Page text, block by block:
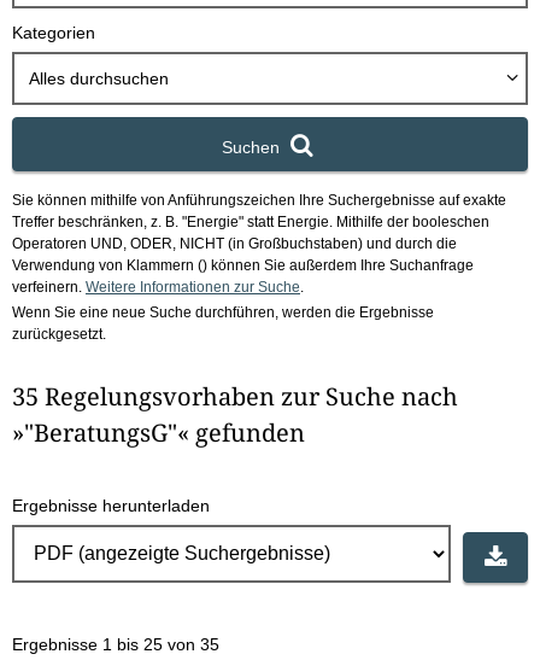
o
Kategorien
Alles durchsuchen
Suchen
Sie können mithilfe von Anführungszeichen Ihre Suchergebnisse auf exakte
Treffer beschränken, z. B. "Energie" statt Energie. Mithilfe der booleschen
Operatoren UND, ODER, NICHT (in Großbuchstaben) und durch die
Verwendung von Klammern () können Sie außerdem Ihre Suchanfrage
verfeinern. Weitere Informationen zur Suche
Wenn Sie eine neue Suche durchführen, werden die Ergebnisse
zurückgesetzt.
35 Regelungsvorhaben zur Suche nach
»"BeratungsG"« gefunden
Ergebnisse herunterladen
Ergebnisse 1 bis 25 von 35